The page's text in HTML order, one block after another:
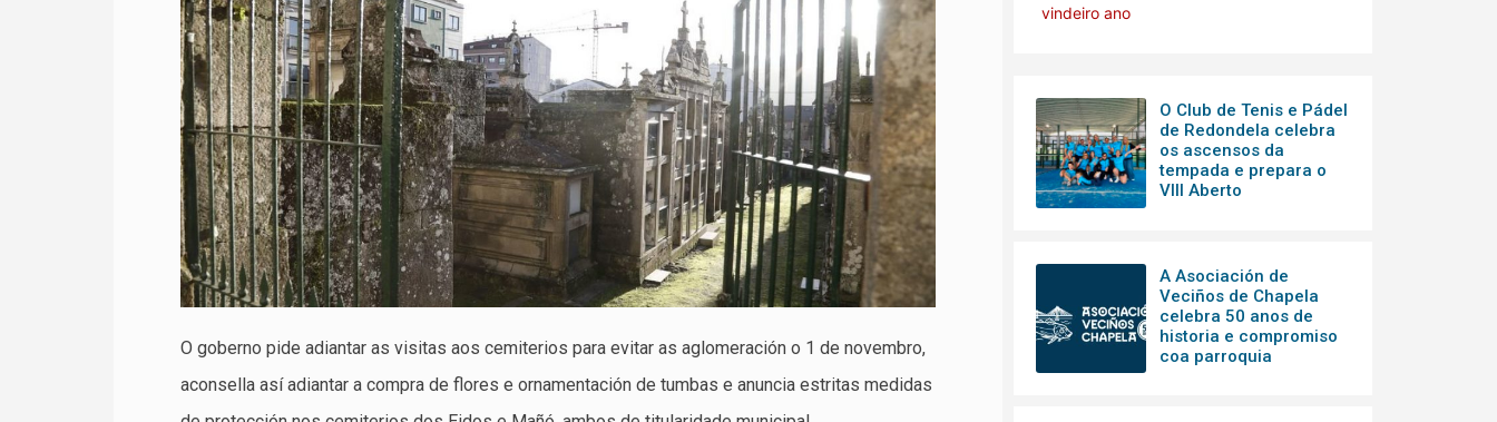
O goberno pide adiantar as visitas aos cemiterios para evitar as aglomeración o 1 de novembro,
aconsella así adiantar a compra de flores e ornamentación de tumbas e anuncia estritas medidas
vindeiro ano
O Club de Tenis e Pádel
de Redondela celebra
os ascensos da
tempada e prepara o
VIII Aberto
A Asociación de
Veciños de Chapela
celebra 50 anos de
historia e compromiso
coa parroquia